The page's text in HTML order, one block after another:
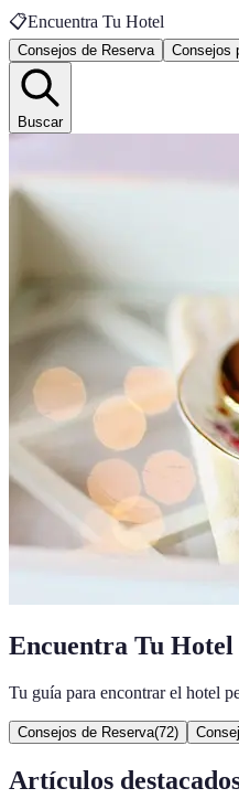
📋Encuentra Tu Hotel
Consejos de Reserva Consejos
Buscar
Encuentra Tu Hotel
Tu guía para encontrar el hotel
Consejos de Reserva(72)
Artículos